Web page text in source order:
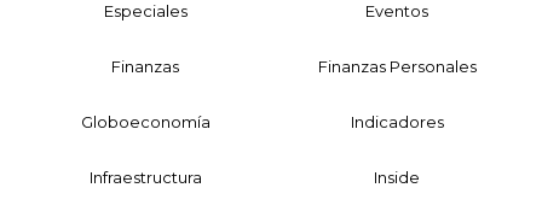
Especiales Eventos
Finanzas Finanzas Personales
Globoeconomía Indicadores
Infraestructura Inside